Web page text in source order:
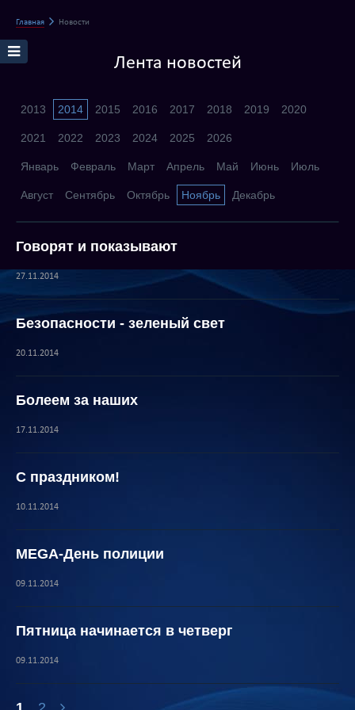
Главная Новости
Лента новостей
2013 2014 2015 2016 2017 2018 2019 2020
2021 2022 2023 2024 2025 2026
Январь Февраль Март Апрель Май Июнь Июль
Август Сентябрь Октябрь Ноябрь Декабрь
Говорят и показывают
27.11.2014
Безопасности - зеленый свет
20.11.2014
Болеем за наших
17.11.2014
С праздником!
10.11.2014
MEGA-День полиции
09.11.2014
Пятница начинается в четверг
09.11.2014